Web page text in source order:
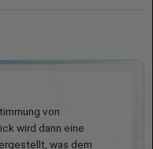
von
wird dann eine
was dem